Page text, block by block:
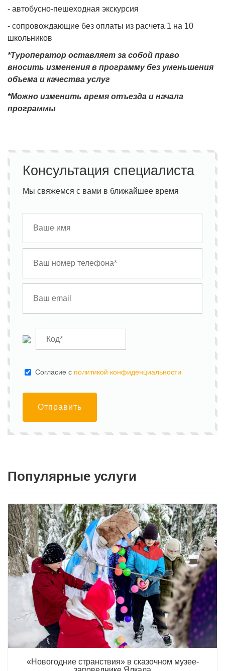
- автобусно-пешеходная экскурсия
- сопровождающие без оплаты из расчета 1 на 10
школьников
*Туроператор оставляет за собой право
вносить изменения в программу без уменьшения
объема и качества услуг
*Можно изменить время отъезда и начала
программы
Консультация специалиста
Мы свяжемся с вами в ближайшее время
Cогласие с политикой конфиденциальности
Отправить
Популярные услуги
«Новогодние странствия» в сказочном музее-